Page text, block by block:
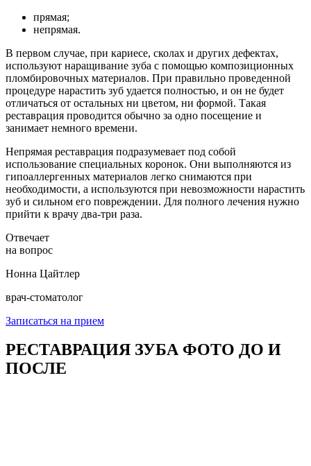
прямая;
непрямая.
В первом случае, при кариесе, сколах и других дефектах,
используют наращивание зуба с помощью композиционных
пломбировочных материалов. При правильно проведенной
процедуре нарастить зуб удается полностью, и он не будет
отличаться от остальных ни цветом, ни формой. Такая
реставрация проводится обычно за одно посещение и
занимает немного времени.
Непрямая реставрация подразумевает под собой
использование специальных коронок. Они выполняются из
гипоаллергенных материалов легко снимаются при
необходимости, а используются при невозможности нарастить
зуб и сильном его повреждении. Для полного лечения нужно
прийти к врачу два-три раза.
Отвечает
на вопрос
Нонна Цайтлер
врач-стоматолог
Записаться на прием
РЕСТАВРАЦИЯ ЗУБА ФОТО ДО И
ПОСЛЕ